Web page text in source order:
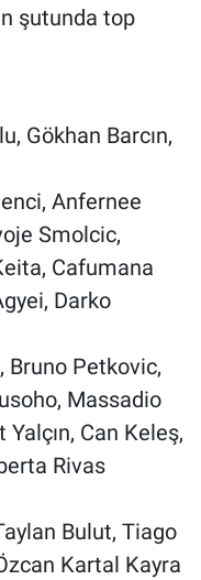
şutunda top
Gökhan Barcın,
Anfernee
Smolcic,
Cafumana
Darko
Bruno Petkovic,
Massadio
Can Keleş,
Rivas
Bulut, Tiago
Kartal Kayra